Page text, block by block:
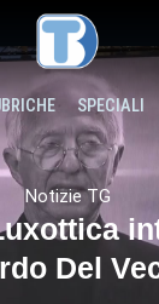
SPECIALI
Notizie TG
Del